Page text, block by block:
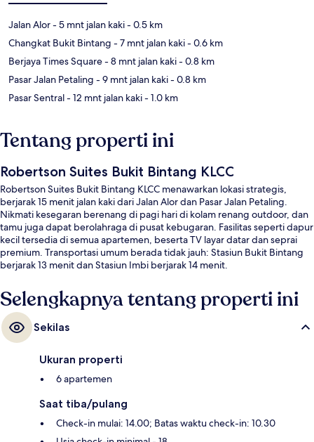
Jalan Alor- 5 mnt jalan kaki- 0.5 km
Changkat Bukit Bintang - 7 mnt jalan kaki- 0.6 km
Berjaya Times Square- 8 mnt jalan kaki- 0.8 km
Pasar Jalan Petaling - 9 mnt jalan kaki- 0.8 km
Pasar Sentral- 12 mnt jalan kaki- 1.0 km
Tentang properti ini
Robertson Suites Bukit Bintang KLCC
Robertson Suites Bukit Bintang KLCC menawarkan lokasi strategis,
berjarak 15 menit jalan kaki dari Jalan Alor dan Pasar Jalan Petaling.
Nikmati kesegaran berenang di pagi hari di kolam renang outdoor, dan
tamu juga dapat berolahraga di pusat kebugaran. Fasilitas seperti dapur
kecil tersedia di semua apartemen, beserta TV layar datar dan seprai
premium. Transportasi umum berada tidak jauh: Stasiun Bukit Bintang
berjarak 13 menit dan Stasiun Imbi berjarak 14 menit.
Selengkapnya tentang properti ini
Sekilas
Ukuran properti
6 apartemen
Saat tiba/pulang
Check-in mulai: 14.00; Batas waktu check-in: 10.30